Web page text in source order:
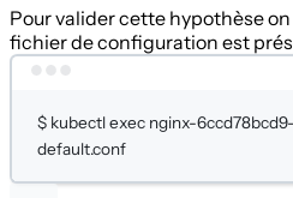
Pour valider cette hypothèse
fichier de configuration est
$ kubectlexec nginx-
default.conf